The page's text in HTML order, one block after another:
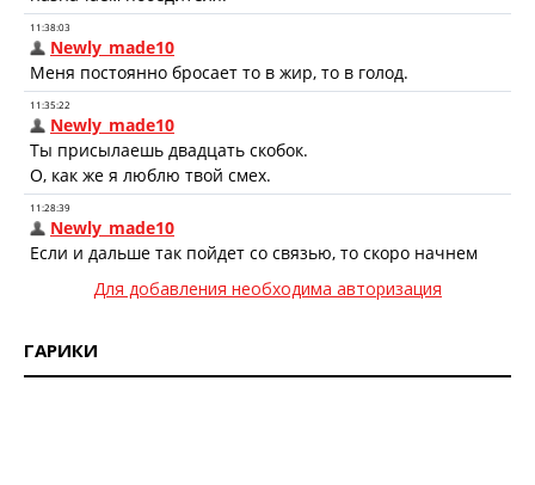
Для добавления необходима авторизация
ГАРИКИ